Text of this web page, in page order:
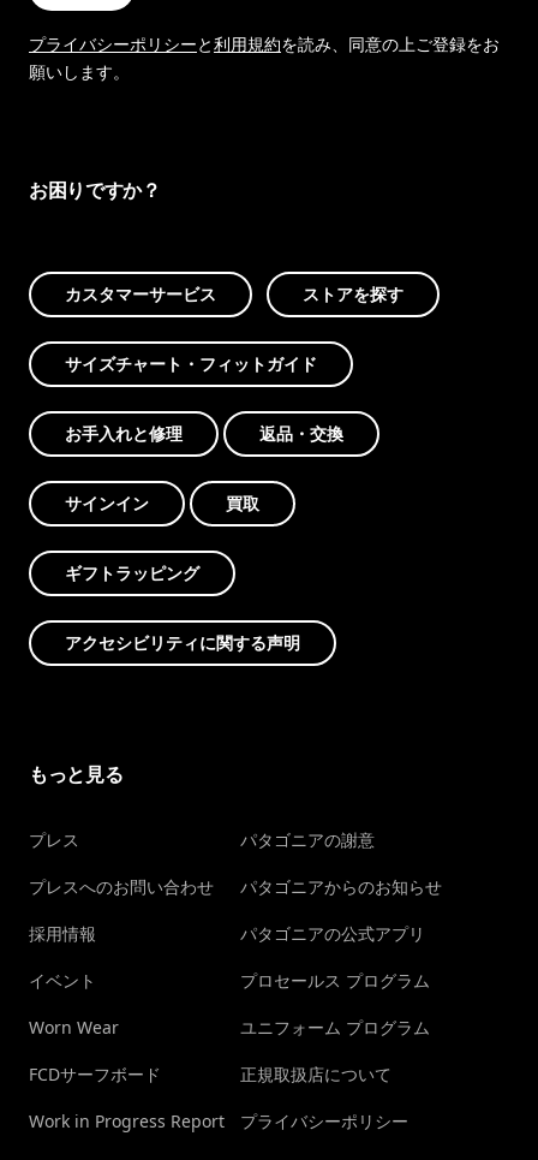
プライバシーポリシーと利用規約を読み、同意の上ご登録をお
願いします。
お困りですか？
カスタマーサービス ストアを探す
サイズチャート・フィットガイド
お手入れと修理 返品・交換
サインイン 買取
ギフトラッピング
アクセシビリティに関する声明
もっと見る
プレス
プレスへのお問い合わせ
採用情報
イベント
Worn Wear
FCDサーフボード
Work in Progress Report
パタゴニアの謝意
パタゴニアからのお知らせ
パタゴニアの公式アプリ
プロセールス プログラム
ユニフォーム プログラム
正規取扱店について
プライバシーポリシー